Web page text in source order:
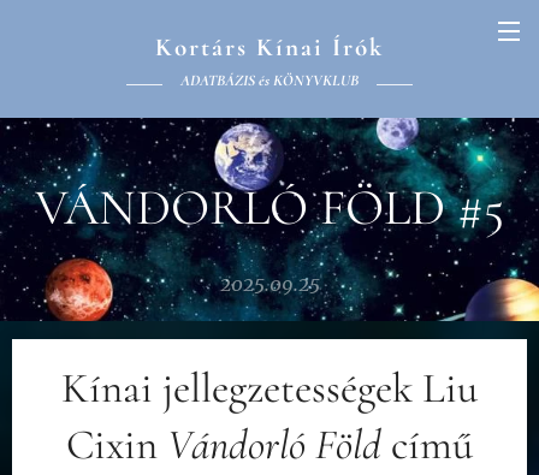
Kortárs Kínai Írók
ADATBÁZIS és KÖNYVKLUB
VÁNDORLÓ FÖLD #5
2025.09.25
Kínai jellegzetességek Liu
Cixin Vándorló Föld című